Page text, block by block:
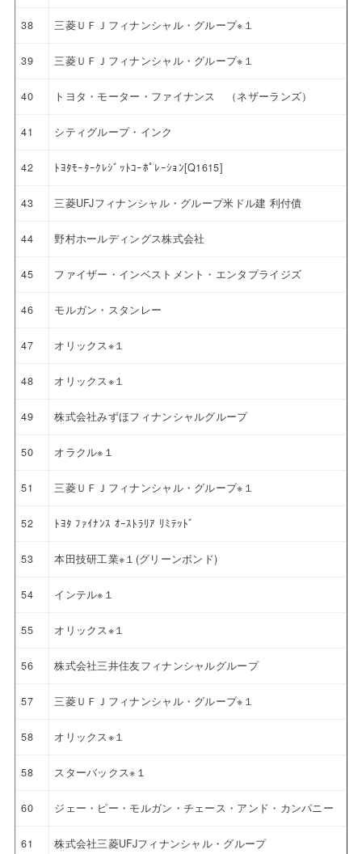
38 三菱ＵＦＪフィナンシャル・グループ※１
39 三菱ＵＦＪフィナンシャル・グループ※１
40 トヨタ・モーター・ファイナンス （ネザーランズ）
41 シティグループ・インク
42 ﾄﾖﾀﾓｰﾀｰｸﾚｼﾞｯﾄｺｰﾎﾟﾚｰｼｮﾝ[Q1615]
43 三菱UFJフィナンシャル・グループ米ドル建 利付債
44 野村ホールディングス株式会社
45 ファイザー・インベストメント・エンタプライジズ
46 モルガン・スタンレー
47 オリックス※１
48 オリックス※１
49 株式会社みずほフィナンシャルグループ
50 オラクル※１
51 三菱ＵＦＪフィナンシャル・グループ※１
52 ﾄﾖﾀ ﾌｧｲﾅﾝｽ ｵｰｽﾄﾗﾘｱ ﾘﾐﾃｯﾄﾞ
53 本田技研工業※１(グリーンボンド)
54 インテル※１
55 オリックス※１
56 株式会社三井住友フィナンシャルグループ
57 三菱ＵＦＪフィナンシャル・グループ※１
58 オリックス※１
58 スターバックス※１
60 ジェー・ピー・モルガン・チェース・アンド・カンパニー
61 株式会社三菱UFJフィナンシャル・グループ